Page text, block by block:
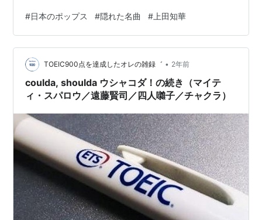
lunasakaki.hatenablog.com ピアノと弦楽四重奏団をフ
ューチャーした編成は珍しいですね。隠れたファンが多
いのは納得出来ます。 そんな上田知華＋KARYOBINです
が、2018年に結成40周年を記念して全6枚のアルバムに
初期のライブをボーナスに入れたBOXが完全限定版で発
売されてい…
#日本のポップス #隠れた名曲 # 上田知華
TOEIC900点を達成したオレの雑録゛ • 2年前
coulda, shoulda ウシャコダ！の続き（マイテ
ィ・スパロウ／遠藤賢司／四人囃子／チャクラ）